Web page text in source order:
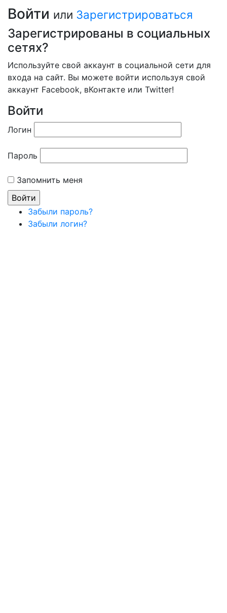
Войти или Зарегистрироваться
Зарегистрированы в социальных
сетях?
Используйте свой аккаунт в социальной сети для
входа на сайт. Вы можете войти используя свой
аккаунт Facebook, вКонтакте или Twitter!
Войти
Логин
Пароль
Запомнить меня
Забыли пароль?
Забыли логин?